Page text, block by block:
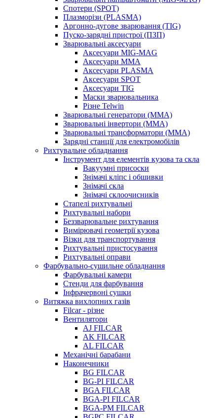
Спотери (SPOT)
Плазморізи (PLASMA)
Аргонно-дугове зварювання (TIG)
Пуско-зарядні пристрої (ПЗП)
Зварювальні аксесуари
Аксесуари MIG-MAG
Аксесуари MMA
Аксесуари PLASMA
Аксесуари SPOT
Аксесуари TIG
Маски зварювальника
Різне Telwin
Зварювальні генератори (MMA)
Зварювальні інвертори (MMA)
Зварювальні трансформатори (MMA)
Зарядні станції для електромобілів
Рихтувальне обладнання
Інструмент для елементів кузова та скла
Вакуумні присоски
Знімачі кліпс і обшивки
Знімачі скла
Знімачі склоочисників
Стапелі рихтувальні
Рихтувальні набори
Беззварювальне рихтування
Вимірювачі геометрії кузова
Візки для транспортування
Рихтувальні пристосування
Рихтувальні оправи
Фарбувально-сушильне обладнання
Фарбувальні камери
Стенди для фарбування
Інфрачервоні сушки
Витяжка вихлопних газів
Filcar - різне
Вентилятори
AJ FILCAR
AK FILCAR
AL FILCAR
Механічні барабани
Наконечники
BG FILCAR
BG-PI FILCAR
BGA FILCAR
BGA-PI FILCAR
BGA-PM FILCAR